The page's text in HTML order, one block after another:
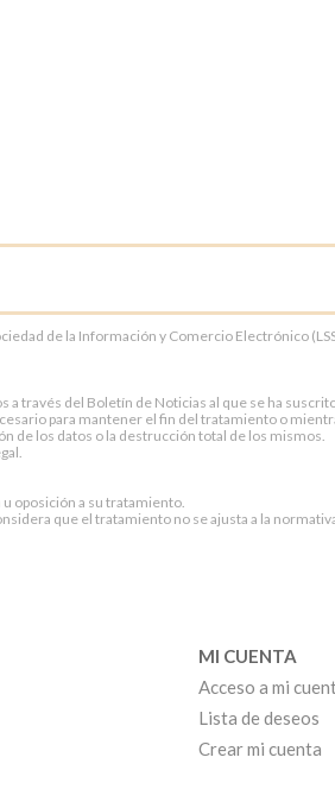
de la Información y Comercio Electrónico
través del Boletín de Noticias al que se ha
para mantener el fin del tratamiento o
de los datos o la destrucción total de los mismos.
oposición a su tratamiento.
que el tratamiento no se ajusta a la
MI CUENTA
Acceso a mi
Lista de deseos
Crear mi cuenta